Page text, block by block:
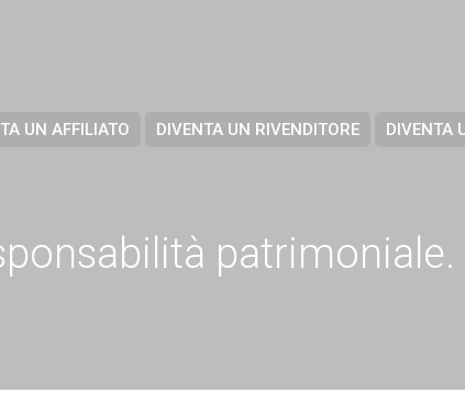
UN AFFILIATO DIVENTA UN RIVENDITORE DIVENTA
patrimoniale.